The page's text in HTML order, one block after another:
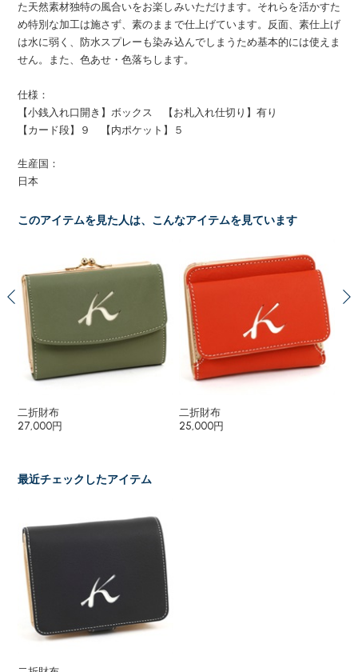
た天然素材独特の風合いをお楽しみいただけます。それらを活かすた
め特別な加工は施さず、素のままで仕上げています。反面、素仕上げ
は水に弱く、防水スプレーも染み込んでしまうため基本的には使えま
せん。また、色あせ・色落ちします。
仕様：
【小銭入れ口開き】ボックス 【お札入れ仕切り】有り
【カード段】９ 【内ポケット】５
生産国：
日本
このアイテムを見た人は、こんなアイテムを見ています
二折財布
27,000円
二折財布
25,000円
最近チェックしたアイテム